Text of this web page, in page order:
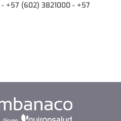
+57 (602) 3821000 - +57